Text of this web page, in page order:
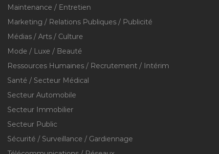
Maintenance / Entretien
Marketing / Relations Publiques / Publicité
Médias / Arts / Culture
Mode / Luxe / Beauté
Ressources Humaines / Recrutement / Intérim
Santé / Secteur Médical
Secteur Automobile
Secteur Immobilier
Secteur Public
Sécurité / Surveillance / Gardiennage